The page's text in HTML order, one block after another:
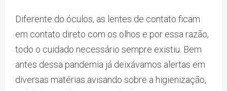
Diferente do óculos, as lentes de contato ficam
em contato direto com os olhos e por essa razão,
todo o cuidado necessário sempre existiu. Bem
antes dessa pandemia já deixávamos alertas em
diversas matérias avisando sobre a higienização,